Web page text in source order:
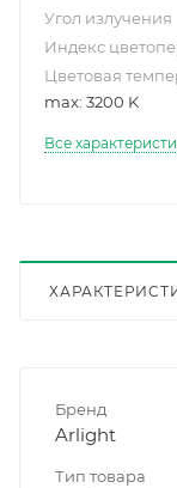
Угол излучения
Индекс
Цветовая
max: 3200 K
Все
Бренд
Arlight
Тип товара